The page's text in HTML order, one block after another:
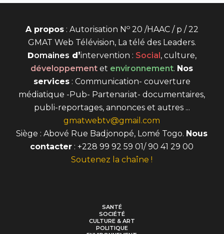
A propos: Autorisation N o20 /HAAC / p / 22
GMAT Web Télévision, La télé des Leaders.
Domaines d’intervention : Social , culture,
développement et environnement. Nos
services: Communication- couverture
médiatique -Pub- Partenariat- documentaires,
publi-reportages, annonces et autres ...
gmatwebtv@gmail.com
Siège : Abové Rue Badjonopé, Lomé Togo. Nous
contacter : +228 99 92 59 01/ 90 41 29 00
Soutenez la chaîne !
SANTÉ
SOCIÉTÉ
CULTURE & ART
POLITIQUE